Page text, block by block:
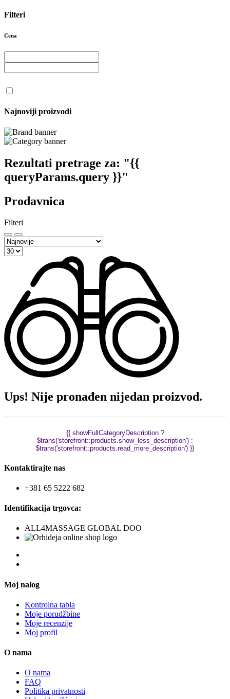
Filteri
Cena
Najnoviji proizvodi
Rezultati pretrage za: "{{
queryParams.query }}"
Prodavnica
Filteri
Ups! Nije pronađen nijedan proizvod.
{{ showFullCategoryDescription ?
$trans('storefront::products.show_less_description') :
$trans('storefront::products.read_more_description') }}
Kontaktirajte nas
+381 65 5222 682
Identifikacija trgovca:
ALL4MASSAGE GLOBAL DOO
Moj nalog
Kontrolna tabla
Moje porudžbine
Moje recenzije
Moj profil
O nama
O nama
FAQ
Politika privatnosti